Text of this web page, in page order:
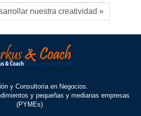
nuestra creatividad »
y Consultoría en Negocios.
y pequeñas y medianas empresas
(PYMEs)